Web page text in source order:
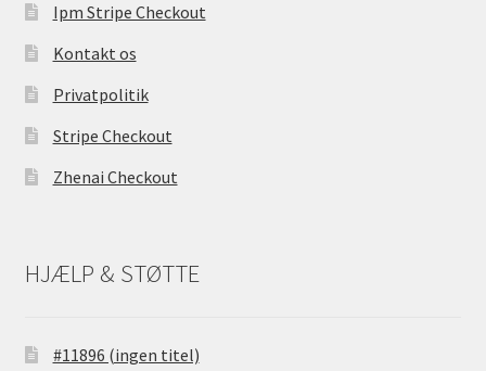
Ipm Stripe Checkout
Kontakt os
Privatpolitik
Stripe Checkout
Zhenai Checkout
HJÆLP & STØTTE
#11896 (ingen titel)